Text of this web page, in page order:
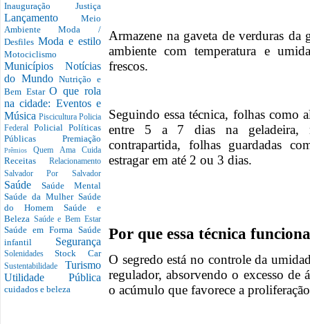
Inauguração Justiça
Lançamento Meio
AmbienteModa /
Desfiles Moda e estilo
Motociclismo
Municípios Notícias
do MundoNutrição e
Bem EstarO que rola
na cidade: Eventos e
Música Piscicultura Policia
Federal Policial Políticas
Públicas Premiação
PrêmiosQuem Ama Cuida
Receitas Relacionamento
Salvador Por Salvador
Saúde Saúde Mental
Saúde da Mulher Saúde
do Homem Saúde e
Beleza Saúde e Bem Estar
Saúde em Forma Saúde
infantil Segurança
SolenidadesStock Car
Sustentabilidade Turismo
Utilidade Pública
cuidados e beleza
Armazene na gaveta de verduras da
ambiente com temperatura e
frescos.
Seguindo essa técnica, folhas como
entre 5 a 7 dias na geladeira,
contrapartida, folhas guardadas
estragar em até 2 ou 3 dias.
Por que essa técnica
O segredo está no controle da
regulador, absorvendo o excesso de
o acúmulo que favorece a